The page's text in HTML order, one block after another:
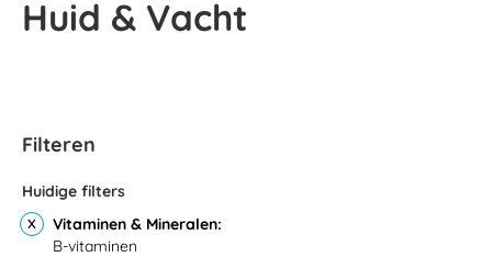
Huid & Vacht
Filteren
Huidige filters
Vitaminen & Mineralen
B-vitaminen